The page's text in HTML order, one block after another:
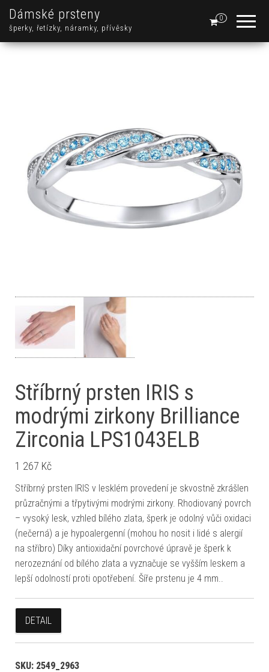
Dámské prsteny
šperky, řetízky, náramky, přívěsky
0
Stříbrný prsten IRIS s
modrými zirkony Brilliance
Zirconia LPS1043ELB
1 267 Kč
Stříbrný prsten IRIS v lesklém provedení je skvostně zkrášlen
průzračnými a třpytivými modrými zirkony. Rhodiovaný povrch
– vysoký lesk, vzhled bílého zlata, šperk je odolný vůči oxidaci
(nečerná) a je hypoalergenní (mohou ho nosit i lidé s alergií
na stříbro) Díky antioxidační povrchové úpravě je šperk k
nerozeznání od bílého zlata a vyznačuje se vyšším leskem a
lepší odolností proti opotřebení. Šíře prstenu je 4 mm..
DETAIL
SKU: 2549_2963